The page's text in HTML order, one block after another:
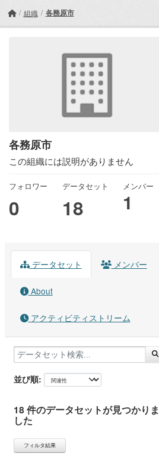
組織 各務原市
各務原市
この組織には説明がありません
フォロワー
0
データセット
18
メンバー
1
データセット メンバー
About
アクティビティストリーム
並び順
18 件のデータセットが見つかりま
した
フィルタ結果